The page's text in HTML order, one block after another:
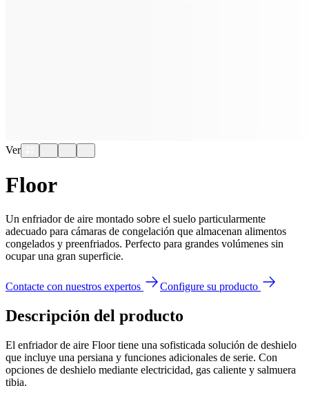
Ver
Floor
Un enfriador de aire montado sobre el suelo particularmente
adecuado para cámaras de congelación que almacenan alimentos
congelados y preenfriados. Perfecto para grandes volúmenes sin
ocupar una gran superficie.
Contacte con nuestros expertos Configure su producto
Descripción del producto
El enfriador de aire Floor tiene una sofisticada solución de deshielo
que incluye una persiana y funciones adicionales de serie. Con
opciones de deshielo mediante electricidad, gas caliente y salmuera
tibia.